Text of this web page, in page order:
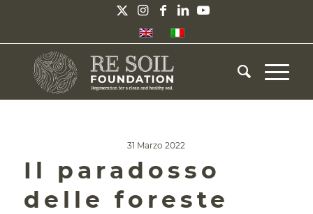
31 Marzo 2022
Il paradosso
delle foreste